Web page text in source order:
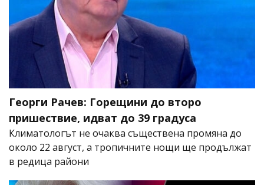
Георги Рачев: Горещини до второ
пришествие, идват до 39 градуса
Климатологът не очаква съществена промяна до
около 22 август, а тропичните нощи ще продължат
в редица райони